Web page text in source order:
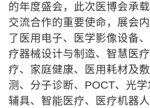
的年度盛会，此次医博会承
交流合作的重要使命，展会
了医用电子、医学影像设备
疗器械设计与制造、智慧医
疗、家庭健康、医用耗材及
测、分子诊断、POCT、光
辅具、智能医疗、医疗机器